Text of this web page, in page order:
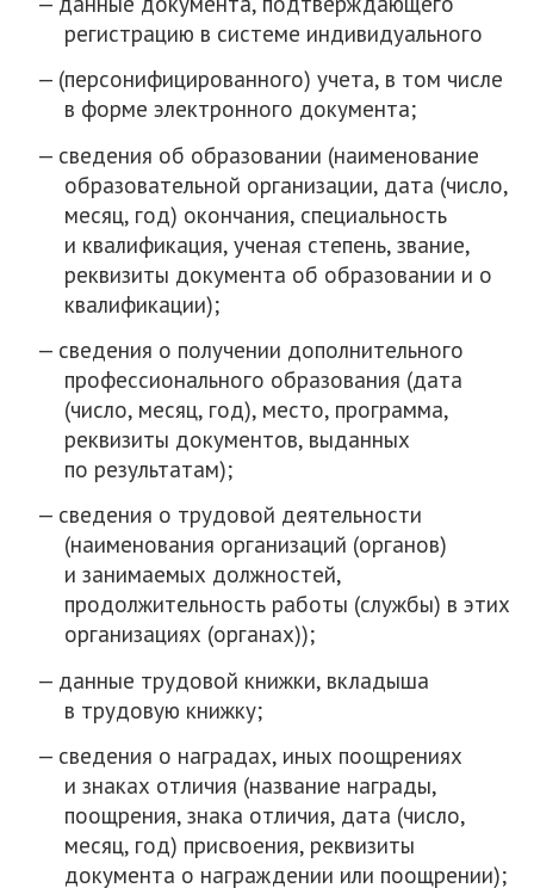
регистрацию в системе индивидуального
(персонифицированного) учета, в том числе
в форме электронного документа;
сведения об образовании (наименование
образовательной организации, дата (число,
месяц, год) окончания, специальность
и квалификация, ученая степень, звание,
реквизиты документа об образовании и о
квалификации);
сведения о получении дополнительного
профессионального образования (дата
(число, месяц, год), место, программа,
реквизиты документов, выданных
по результатам);
сведения о трудовой деятельности
(наименования организаций (органов)
и занимаемых должностей,
продолжительность работы (службы) в этих
организациях (органах));
данные трудовой книжки, вкладыша
в трудовую книжку;
сведения о наградах, иных поощрениях
и знаках отличия (название награды,
поощрения, знака отличия, дата (число,
месяц, год) присвоения, реквизиты
документа о награждении или поощрении);